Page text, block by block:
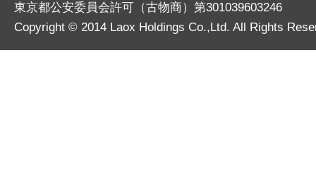
東京都公安委員会許可（古物商）第301039603246
Copyright © 2014 Laox Holdings Co.,Ltd. All Rights